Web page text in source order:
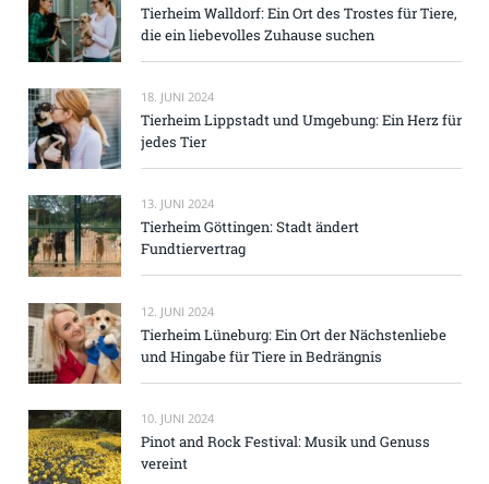
Tierheim Walldorf: Ein Ort des Trostes für Tiere,
die ein liebevolles Zuhause suchen
18. JUNI 2024
Tierheim Lippstadt und Umgebung: Ein Herz für
jedes Tier
13. JUNI 2024
Tierheim Göttingen: Stadt ändert
Fundtiervertrag
12. JUNI 2024
Tierheim Lüneburg: Ein Ort der Nächstenliebe
und Hingabe für Tiere in Bedrängnis
10. JUNI 2024
Pinot and Rock Festival: Musik und Genuss
vereint